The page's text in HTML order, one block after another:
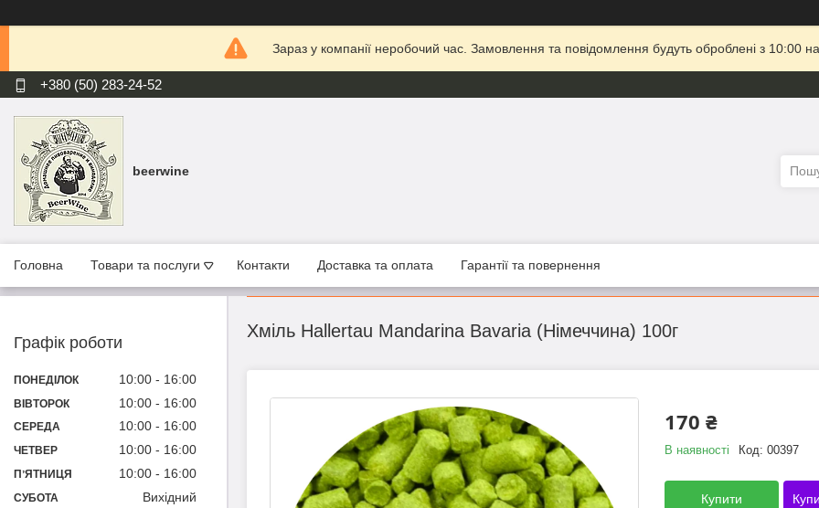
Зараз у компанії неробочий час. Замовлення та повідомлення будуть оброблені з 10:00
+380 (50) 283-24-52
beerwine
Головна Товари та послуги Контакти Доставка та оплата Гарантії та повернення
Хміль Hallertau Mandarina Bavaria (Німеччина) 100г
170 ₴
В наявності Код: 00397
Купити
Графік роботи
ПОНЕДІЛОК 10:00 16:00
ВІВТОРОК 10:00 16:00
СЕРЕДА 10:00 16:00
ЧЕТВЕР 10:00 16:00
ПʼЯТНИЦЯ 10:00 16:00
СУБОТА Вихідний